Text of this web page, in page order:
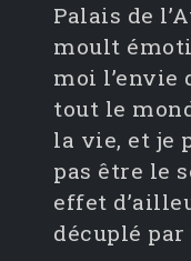
Palais de
moult
moi l’envie
tout le
la vie, et je
pas être le
effet
décuplé par